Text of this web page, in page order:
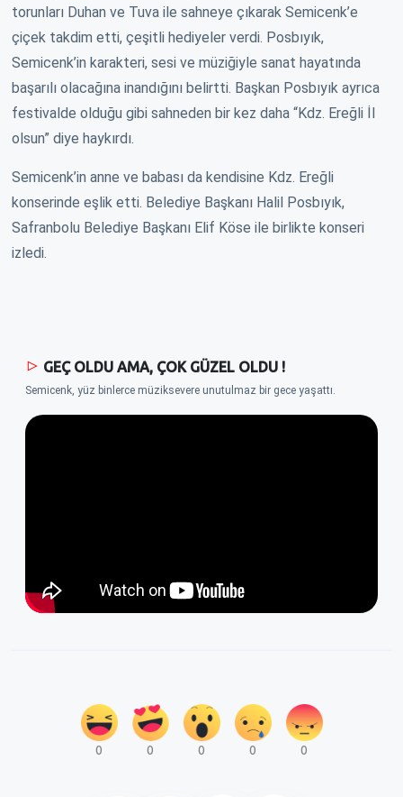
torunları Duhan ve Tuva ile sahneye çıkarak Semicenk’e
çiçek takdim etti, çeşitli hediyeler verdi. Posbıyık,
Semicenk’in karakteri, sesi ve müziğiyle sanat hayatında
başarılı olacağına inandığını belirtti. Başkan Posbıyık ayrıca
festivalde olduğu gibi sahneden bir kez daha “Kdz. Ereğli İl
olsun” diye haykırdı.
Semicenk’in anne ve babası da kendisine Kdz. Ereğli
konserinde eşlik etti. Belediye Başkanı Halil Posbıyık,
Safranbolu Belediye Başkanı Elif Köse ile birlikte konseri
izledi.
GEÇ OLDU AMA, ÇOK GÜZEL OLDU !
Semicenk, yüz binlerce müziksevere unutulmaz bir gece yaşattı.
0 0 0 0 0